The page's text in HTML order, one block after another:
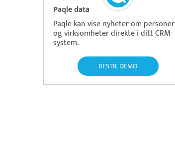
Paqle data
Paqle kan vise nyheter om personer
og virksomheter direkte i ditt CRM-
system.
BESTIL DEMO